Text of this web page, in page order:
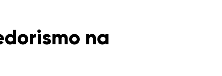
na